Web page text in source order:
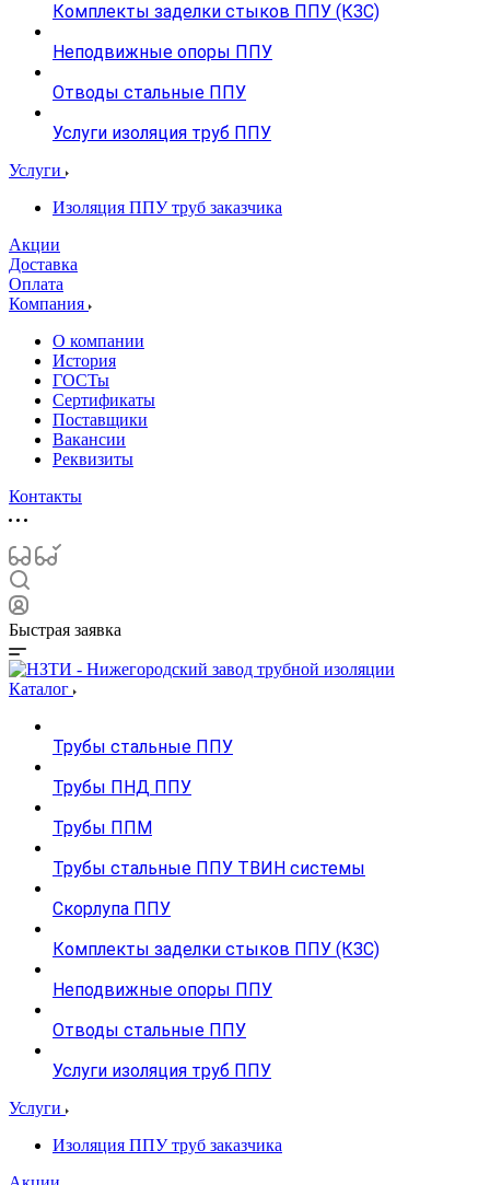
Комплекты заделки стыков ППУ (КЗС)
Неподвижные опоры ППУ
Отводы стальные ППУ
Услуги изоляция труб ППУ
Услуги
Изоляция ППУ труб заказчика
Акции
Доставка
Оплата
Компания
О компании
История
ГОСТы
Сертификаты
Поставщики
Вакансии
Реквизиты
Контакты
Быстрая заявка
Каталог
Трубы стальные ППУ
Трубы ПНД ППУ
Трубы ППМ
Трубы стальные ППУ ТВИН системы
Скорлупа ППУ
Комплекты заделки стыков ППУ (КЗС)
Неподвижные опоры ППУ
Отводы стальные ППУ
Услуги изоляция труб ППУ
Услуги
Изоляция ППУ труб заказчика